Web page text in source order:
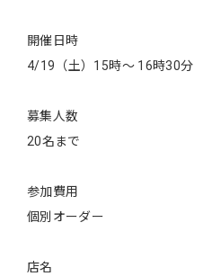
開催日時
4/19（土）15時～ 16時30分
募集人数
20名まで
参加費用
個別オーダー
店名